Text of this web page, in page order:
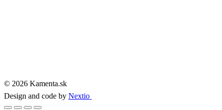
© 2026 Kamenta.sk
Design and code by Nextio